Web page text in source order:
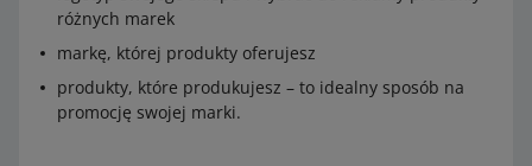
różnych marek
markę, której produkty oferujesz
produkty, które produkujesz – to idealny sposób na
promocję swojej marki.